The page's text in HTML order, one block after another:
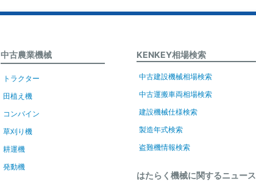
中古農業機械
トラクター
田植え機
コンバイン
草刈り機
耕運機
発動機
KENKEY相場検索
中古建設機械相場検索
中古運搬車両相場検索
建設機械仕様検索
製造年式検索
盗難機情報検索
はたらく機械に関するニュース